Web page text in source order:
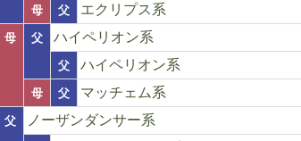
母 父 エクリプス系
母 父 ハイペリオン系
父 ハイペリオン系
母 父 マッチェム系
父
ノーザンダンサー系